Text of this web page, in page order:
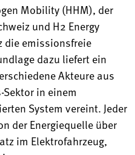
Mobility (HHM), der
und H2 Energy
die emissionsfreie
dazu liefert ein
Akteure aus
in einem
System vereint. Jeder
der Energiequelle über
im Elektrofahrzeug,